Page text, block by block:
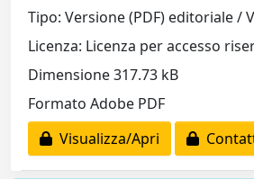
Tipo: Versione (PDF) editoriale /
Licenza: Licenza per accesso
Dimensione 317.73 kB
Formato Adobe PDF
Visualizza/Apri